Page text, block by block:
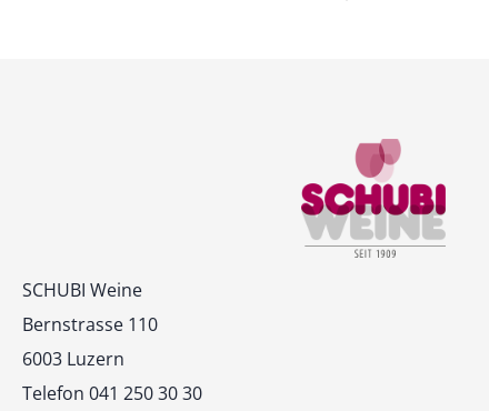
Kontakt
SCHUBI Weine
Bernstrasse 110
6003 Luzern
Telefon 041 250 30 30